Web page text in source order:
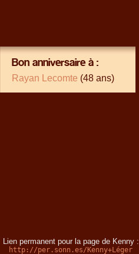
Bon anniversaire à :
Rayan Lecomte (48 ans)
Lien permanent pour la page de Kenny :
http://per.sonn.es/Kenny+Léger